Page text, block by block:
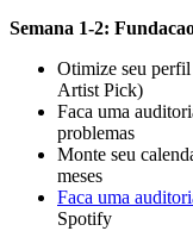
Semana 1-2:
Otimize seu
Artist Pick)
Faca uma
problemas
Monte seu
meses
Faca uma
Spotify